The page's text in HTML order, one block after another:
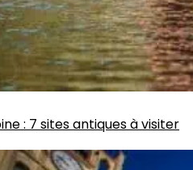
: 7 sites antiques à visiter